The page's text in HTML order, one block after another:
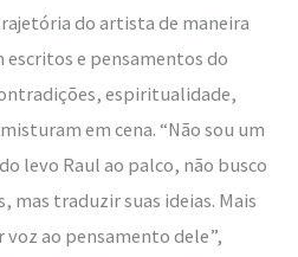
do artista de maneira
escritos e pensamentos do
espiritualidade,
em cena. “Não sou um
levo Raul ao palco, não busco
mas traduzir suas ideias. Mais
ao pensamento dele”,